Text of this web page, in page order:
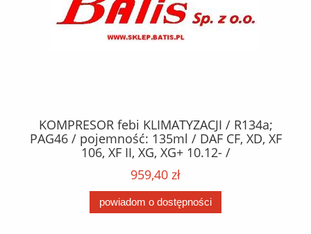
KOMPRESOR febi KLIMATYZACJI / R134a;
PAG46 / pojemność: 135ml / DAF CF, XD, XF
106, XF II, XG, XG+ 10.12- /
959,40 zł
powiadom o dostępności